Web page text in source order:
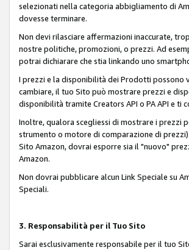
selezionati nella categoria abbigliamento di
dovesse terminare.
Non devi rilasciare affermazioni inaccurate,
nostre politiche, promozioni, o prezzi. Ad
potrai dichiarare che stia linkando uno
I prezzi e la disponibilità dei Prodotti possono
cambiare, il tuo Sito può mostrare prezzi e
disponibilità tramite Creators API o PA API e ti
Inoltre, qualora scegliessi di mostrare i
strumento o motore di comparazione di
Sito Amazon, dovrai esporre sia il "nuovo"
Amazon.
Non dovrai pubblicare alcun Link Speciale su
Speciali.
3. Responsabilità per il Tuo Sito
Sarai esclusivamente responsabile per il tuo